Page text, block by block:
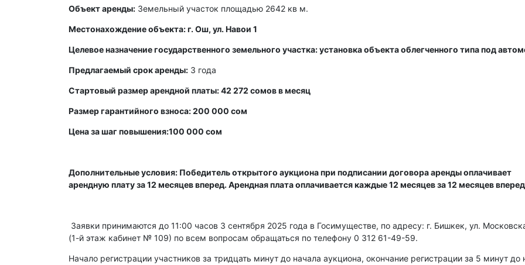
Объект аренды: Земельный участок площадью 2642 кв м.
Местонахождение объекта: г. Ош, ул. Навои 1
Целевое назначение государственного земельного участка: установка объекта облегченного типа под
Предлагаемый срок аренды: 3 года
Стартовый размер арендной платы: 42 272 сомов в месяц
Размер гарантийного взноса: 200 000 сом
Цена за шаг повышения:100 000 сом
Дополнительные условия: Победитель открытого аукциона при подписании договора аренды оплачивает
арендную плату за 12 месяцев вперед. Арендная плата оплачивается каждые 12 месяцев за 12 месяцев
Заявки принимаются до 11:00 часов 3 сентября 2025 года в Госимуществе, по адресу: г. Бишкек, ул.
(1-й этаж кабинет № 109) по всем вопросам обращаться по телефону 0 312 61-49-59.
Начало регистрации участников за тридцать минут до начала аукциона, окончание регистрации за 5 минут до